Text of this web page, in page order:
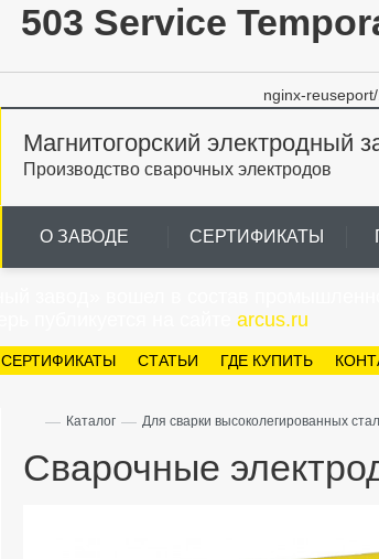
503 Service
nginx-
Магнитогорский электродный
Производство сварочных электродов
О ЗАВОДЕ СЕРТИФИКАТЫ
arcus.ru
СЕРТИФИКАТЫ СТАТЬИ ГДЕ КУПИТЬ
— Каталог — Для сварки высоколегированных
Сварочные